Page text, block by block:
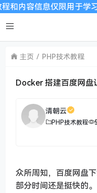
内容信息仅限用于学习
主页 PHP技术教程
Docker 搭建百度网盘
清朝云
PHP技术教程
众所周知，百度网盘
部分时间还是挺快的。